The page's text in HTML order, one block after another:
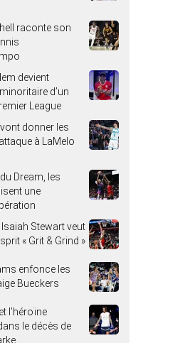
raconte son
devient
d’un
League
vont donner les
à LaMelo
Dream, les
une
Stewart veut
« Grit & Grind »
enfonce les
Bueckers
l’héroïne
le décès de